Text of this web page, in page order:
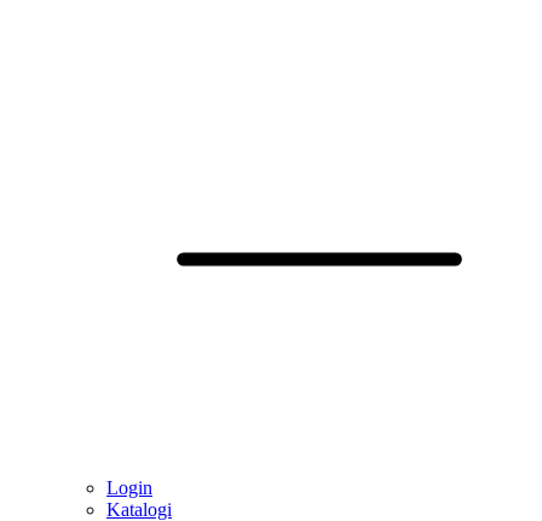
Login
Katalogi